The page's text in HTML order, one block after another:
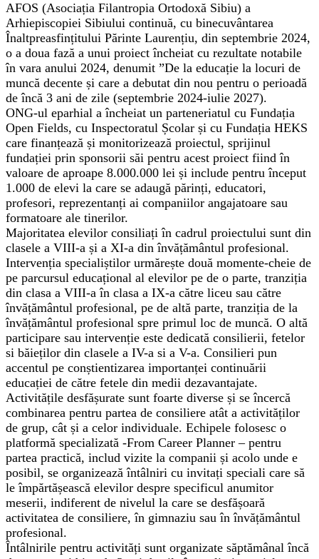
AFOS (Asociația Filantropia Ortodoxă Sibiu) a
Arhiepiscopiei Sibiului continuă, cu binecuvântarea
Înaltpreasfințitului Părinte Laurențiu, din septembrie 2024,
o a doua fază a unui proiect încheiat cu rezultate notabile
în vara anului 2024, denumit ”De la educație la locuri de
muncă decente și care a debutat din nou pentru o perioadă
de încă 3 ani de zile (septembrie 2024-iulie 2027).
ONG-ul eparhial a încheiat un parteneriatul cu Fundația
Open Fields, cu Inspectoratul Școlar și cu Fundația HEKS
care finanțează și monitorizează proiectul, sprijinul
fundației prin sponsorii săi pentru acest proiect fiind în
valoare de aproape 8.000.000 lei și include pentru început
1.000 de elevi la care se adaugă părinți, educatori,
profesori, reprezentanți ai companiilor angajatoare sau
formatoare ale tinerilor.
Majoritatea elevilor consiliați în cadrul proiectului sunt din
clasele a VIII-a și a XI-a din învățământul profesional.
Intervenția specialiștilor urmărește două momente-cheie de
pe parcursul educațional al elevilor pe de o parte, tranziția
din clasa a VIII-a în clasa a IX-a către liceu sau către
învățământul profesional, pe de altă parte, tranziția de la
învățământul profesional spre primul loc de muncă. O altă
participare sau intervenție este dedicată consilierii, fetelor
si băieților din clasele a IV-a si a V-a. Consilieri pun
accentul pe conștientizarea importanței continuării
educației de către fetele din medii dezavantajate.
Activitățile desfășurate sunt foarte diverse și se încercă
combinarea pentru partea de consiliere atât a activităților
de grup, cât și a celor individuale. Echipele folosesc o
platformă specializată -From Career Planner – pentru
partea practică, includ vizite la companii și acolo unde e
posibil, se organizează întâlniri cu invitați speciali care să
le împărtășească elevilor despre specificul anumitor
meserii, indiferent de nivelul la care se desfășoară
activitatea de consiliere, în gimnaziu sau în învățământul
profesional.
Întâlnirile pentru activități sunt organizate săptămânal încă